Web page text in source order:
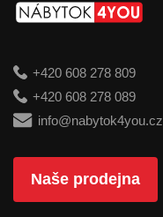
+420 608 278 809
+420 608 278 089
info@nabytok4you.cz
Naše prodejna